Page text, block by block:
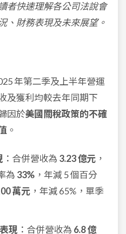
者快速理解各公司法說會
、財務表現及未來展望。
年第二季及上半年營運
及獲利均較去年同期下
因於美國關稅政策的不確
。
：合併營收為 3.23 億元 ，
為 33% ，年減 5 個百分
萬元 ，年減 65%，單季
現 ：合併營收為 6.8 億